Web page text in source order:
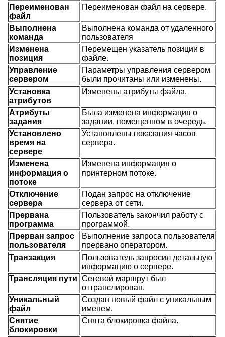
Переименован
файл
Переименован файл на сервере.
Выполнена
команда
Выполнена команда от удаленного
пользователя
Изменена
позиция
Перемещен указатель позиции в
файле.
Управление
сервером
Параметры управления сервером
были прочитаны или изменены.
Установка
атрибутов
Изменены атрибуты файла.
Атрибуты
задания
Была изменена информация о
задании, помещенном в очередь.
Установлено
время на
сервере
Установлены показания часов
сервера.
Изменена
информация о
потоке
Изменена информация о
принтерном потоке.
Отключение
сервера
Подан запрос на отключение
сервера от сети.
Прервана
программа
Пользователь закончил работу с
программой.
Прерван запрос
пользователя
Выполнение запроса пользователя
прервано оператором.
Транзакция
Пользователь запросил детальную
информацию о сервере.
Трансляция пути Сетевой маршрут был
оттранслирован.
Уникальный
файл
Создан новый файл с уникальным
именем.
Снятие
блокировки
Снята блокировка файла.